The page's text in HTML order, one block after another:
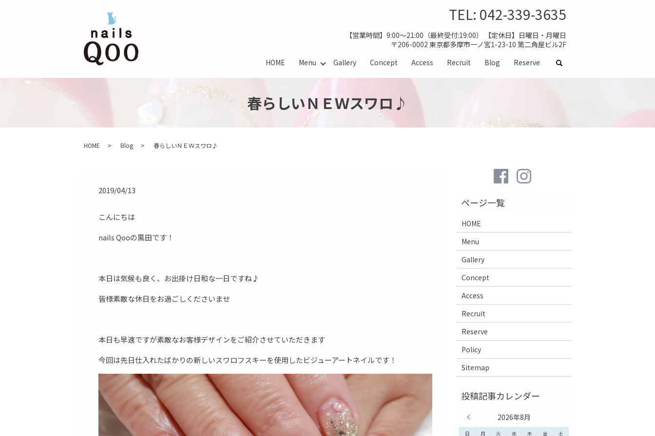
TEL: 042-339-3635
【営業時間】9:00～21:00（最終受付:19:00） 【定休日】日曜日・月曜日
〒206-0002 東京都多摩市一ノ宮1-23-10 第二角屋ビル2F
HOME
Menu Gallery Concept Access Recruit Blog Reserve search
春らしいＮＥＷスワロ♪
HOME Blog 春らしいＮＥＷスワロ♪
2019/04/13
こんにちは
nails Qooの黒田です！
本日は気候も良く、お出掛け日和な一日ですね♪
皆様素敵な休日をお過ごしくださいませ
本日も早速ですが素敵なお客様デザインをご紹介させていただきます
今回は先日仕入れたばかりの新しいスワロフスキーを使用したビジューアートネイルです！
HOME
Menu
Gallery
Concept
Access
Recruit
Reserve
Policy
Sitemap
2026年8月
日 月 火 水 木 金 土